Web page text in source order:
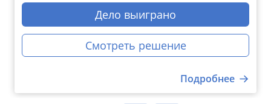
Дело выиграно
Смотреть решение
Подробнее